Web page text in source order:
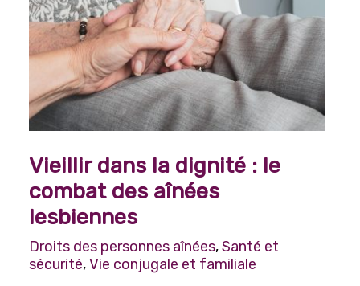
Vieillir dans la dignité : le
combat des aînées
lesbiennes
Droits des personnes aînées,Santé et
sécurité,Vie conjugale et familiale